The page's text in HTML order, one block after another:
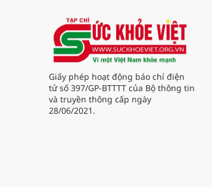
Giấy phép hoạt động báo chí điện
tử số 397/GP-BTTTT của Bộ thông tin
và truyền thông cấp ngày
28/06/2021.